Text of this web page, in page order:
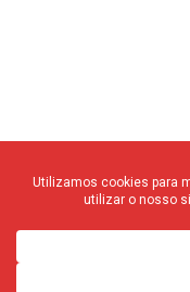
© 2020 F3 Notícias –